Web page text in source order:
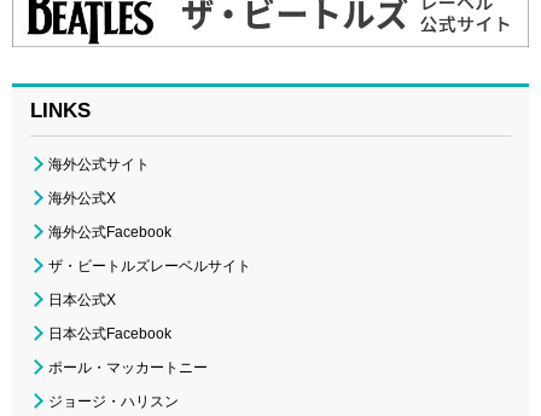
LINKS
海外公式サイト
海外公式X
海外公式Facebook
ザ・ビートルズレーベルサイト
日本公式X
日本公式Facebook
ポール・マッカートニー
ジョージ・ハリスン